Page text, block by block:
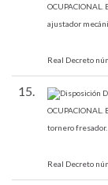
OCUPACIONAL.
ajustador
Real Decreto
15.
OCUPACIONAL.
tornero fresador.
Real Decreto